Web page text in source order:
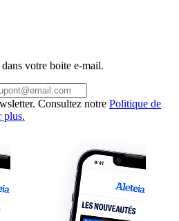
votre boite e-mail.
Consultez notre Politique de
plus.